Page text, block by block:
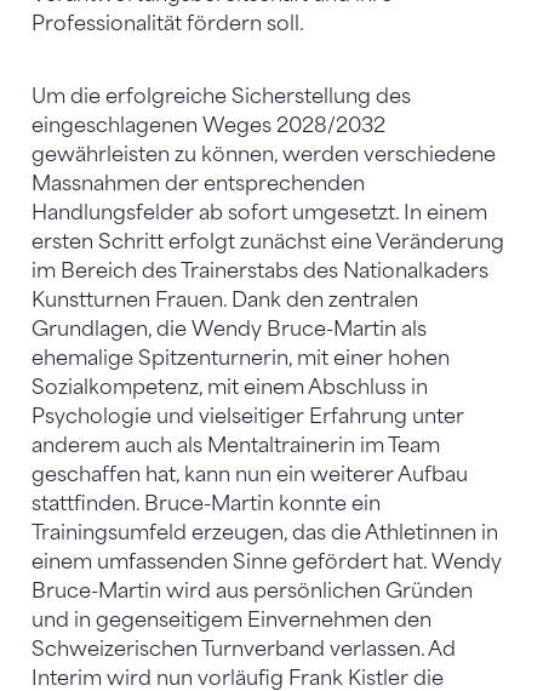
Professionalität fördern soll.
Um die erfolgreiche Sicherstellung des
eingeschlagenen Weges 2028/2032
gewährleisten zu können, werden verschiedene
Massnahmen der entsprechenden
Handlungsfelder ab sofort umgesetzt. In einem
ersten Schritt erfolgt zunächst eine Veränderung
im Bereich des Trainerstabs des Nationalkaders
Kunstturnen Frauen. Dank den zentralen
Grundlagen, die Wendy Bruce-Martin als
ehemalige Spitzenturnerin, mit einer hohen
Sozialkompetenz, mit einem Abschluss in
Psychologie und vielseitiger Erfahrung unter
anderem auch als Mentaltrainerin im Team
geschaffen hat, kann nun ein weiterer Aufbau
stattfinden. Bruce-Martin konnte ein
Trainingsumfeld erzeugen, das die Athletinnen in
einem umfassenden Sinne gefördert hat. Wendy
Bruce-Martin wird aus persönlichen Gründen
und in gegenseitigem Einvernehmen den
Schweizerischen Turnverband verlassen. Ad
Interim wird nun vorläufig Frank Kistler die